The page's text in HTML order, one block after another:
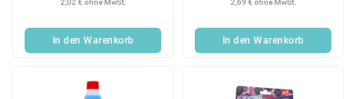
2,02 € ohne MwSt.
In den Warenkorb
2,69 € ohne MwSt.
In den Warenkorb